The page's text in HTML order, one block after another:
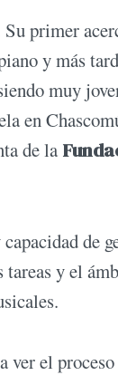
primer
y más
muy
en
de la
de
y el
el